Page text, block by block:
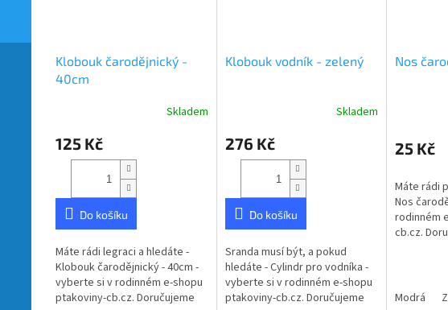
Klobouk čarodějnický -
40cm
Skladem
125 Kč
Do košíku
Máte rádi legraci a hledáte -
Klobouk čarodějnický - 40cm -
vyberte si v rodinném e-shopu
ptakoviny-cb.cz. Doručujeme
Klobouk vodník - zelený
produktu
hvězdiček.
Skladem
276 Kč
Do košíku
Sranda musí být, a pokud
hledáte - Cylindr pro vodníka -
vyberte si v rodinném e-shopu
ptakoviny-cb.cz. Doručujeme
Nos
produktu
je
z
5
hvězdiček.
25 Kč
Máte rádi
Nos
rodinném
cb.cz.
Modrá